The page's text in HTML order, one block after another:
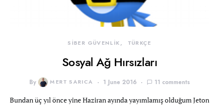
SİBER GÜVENLİK TÜRKÇE
Sosyal Ağ Hırsızları
By MERT SARICA 1 June 2016 11 comments
Bundan üç yıl önce yine Haziran ayında yayımlamış olduğum Jeton